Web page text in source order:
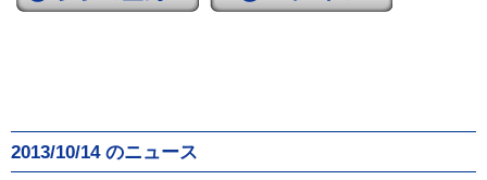
2013/10/14 のニュース